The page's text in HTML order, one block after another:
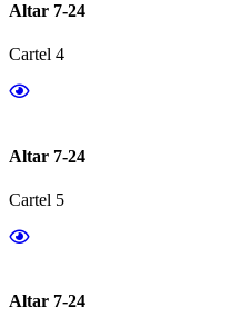
Altar 7-24
Cartel 4
Altar 7-24
Cartel 5
Altar 7-24